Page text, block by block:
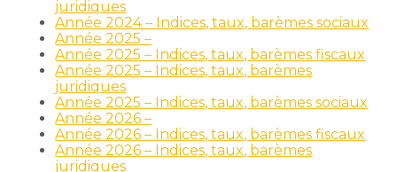
juridiques
Année 2024 – Indices, taux, barèmes sociaux
Année 2025 –
Année 2025 – Indices, taux, barèmes fiscaux
Année 2025 – Indices, taux, barèmes
juridiques
Année 2025 – Indices, taux, barèmes sociaux
Année 2026 –
Année 2026 – Indices, taux, barèmes fiscaux
Année 2026 – Indices, taux, barèmes
juridiques